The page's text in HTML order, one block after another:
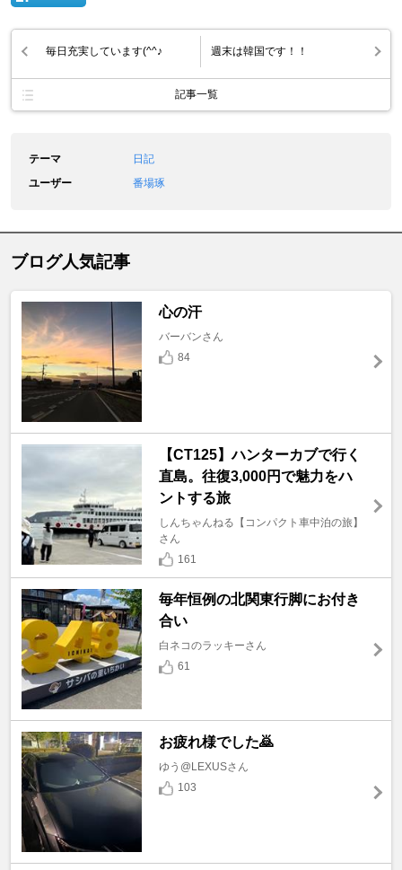
毎日充実しています(^^♪ 週末は韓国です！！
記事一覧
テーマ
日記
ユーザー
番場琢
ブログ人気記事
心の汗
バーバンさん
84
【CT125】ハンターカブで行く
直島。往復3,000円で魅力をハ
ントする旅
しんちゃんねる【コンパクト車中泊の旅】
さん
161
毎年恒例の北関東行脚にお付き
合い
白ネコのラッキーさん
61
お疲れ様でした🙇
ゆう@LEXUSさん
103